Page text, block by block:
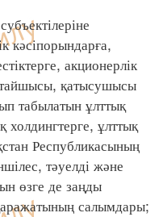
кәсіпорындарға,
акционерлік
қатысушысы
табылатын ұлттық
холдингтерге, ұлттық
Республикасының
тәуелді және
өзге де заңды
салымдары;